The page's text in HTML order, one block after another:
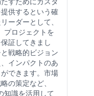
供するという確
ーダーとして、
プロジェクトを
証してきまし
戦略的ビジョン
インパクトのあ
できます。市場
の策定など、
知識を活用して